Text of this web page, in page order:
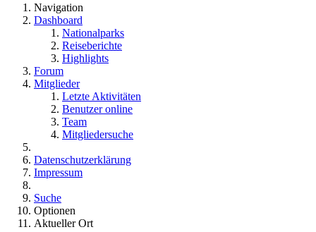
Navigation
Dashboard
Nationalparks
Reiseberichte
Highlights
Forum
Mitglieder
Letzte Aktivitäten
Benutzer online
Team
Mitgliedersuche
Datenschutzerklärung
Impressum
Suche
Optionen
Aktueller Ort